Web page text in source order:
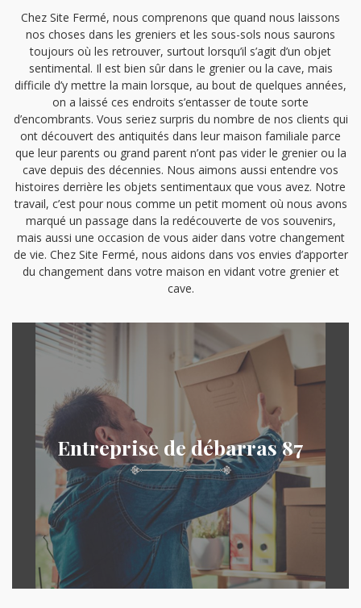
Chez Site Fermé, nous comprenons que quand nous laissons
nos choses dans les greniers et les sous-sols nous saurons
toujours où les retrouver, surtout lorsqu’il s’agit d’un objet
sentimental. Il est bien sûr dans le grenier ou la cave, mais
difficile d’y mettre la main lorsque, au bout de quelques années,
on a laissé ces endroits s’entasser de toute sorte
d’encombrants. Vous seriez surpris du nombre de nos clients qui
ont découvert des antiquités dans leur maison familiale parce
que leur parents ou grand parent n’ont pas vider le grenier ou la
cave depuis des décennies. Nous aimons aussi entendre vos
histoires derrière les objets sentimentaux que vous avez. Notre
travail, c’est pour nous comme un petit moment où nous avons
marqué un passage dans la redécouverte de vos souvenirs,
mais aussi une occasion de vous aider dans votre changement
de vie. Chez Site Fermé, nous aidons dans vos envies d’apporter
du changement dans votre maison en vidant votre grenier et
cave.
Entreprise de débarras 87